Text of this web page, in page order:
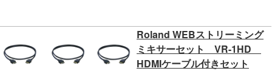
Roland WEBストリーミング
ミキサーセット VR-1HD
HDMIケーブル付きセット